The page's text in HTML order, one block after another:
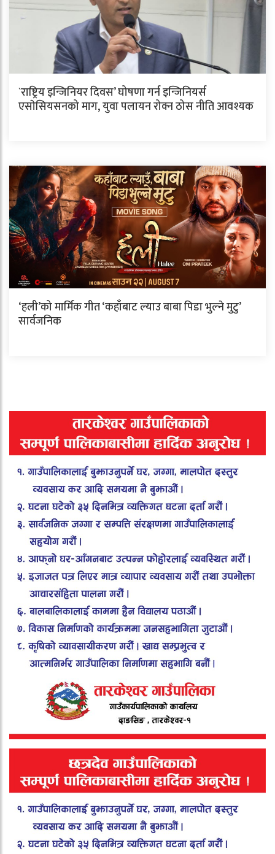
`राष्ट्रिय इन्जिनियर दिवस’ घोषणा गर्न इन्जिनियर्स
एसाेसियसनको माग, युवा पलायन रोक्न ठोस नीति आवश्यक
‘हली’को मार्मिक गीत ‘कहाँबाट ल्याउ बाबा पिडा भुल्ने मुटु’
सार्वजनिक